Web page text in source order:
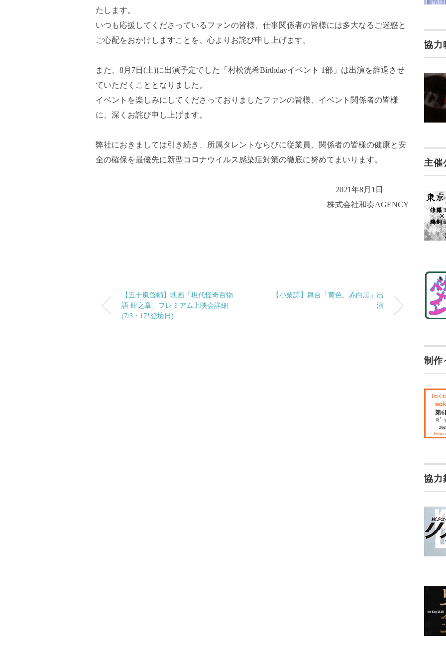
たします。
いつも応援してくださっているファンの皆様、仕事関係者の皆様には多大なるご迷惑と
ご心配をおかけしますことを、心よりお詫び申し上げます。
また、8月7日(土)に出演予定でした「村松洸希Birthdayイベント 1部」は出演を辞退させ
ていただくこととなりました。
イベントを楽しみにしてくださっておりましたファンの皆様、イベント関係者の皆様
に、深くお詫び申し上げます。
弊社におきましては引き続き、所属タレントならびに従業員、関係者の皆様の健康と安
全の確保を最優先に新型コロナウイルス感染症対策の徹底に努めてまいります。
2021年8月1日
株式会社和奏AGENCY
【五十嵐啓輔】映画「現代怪奇百物
語 肆之章」プレミアム上映会詳細
(7/3・17*登壇日)
【小栗諒】舞台「黄色、赤白黒」出
演
協力
主催
制作
協力